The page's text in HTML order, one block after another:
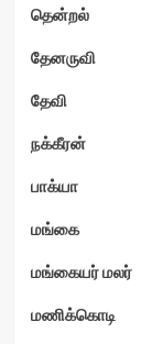
தென்றல்
தேனருவி
தேவி
நக்கீரன்
பாக்யா
மங்கை
மங்கையர் மலர்
மணிக்கொடி